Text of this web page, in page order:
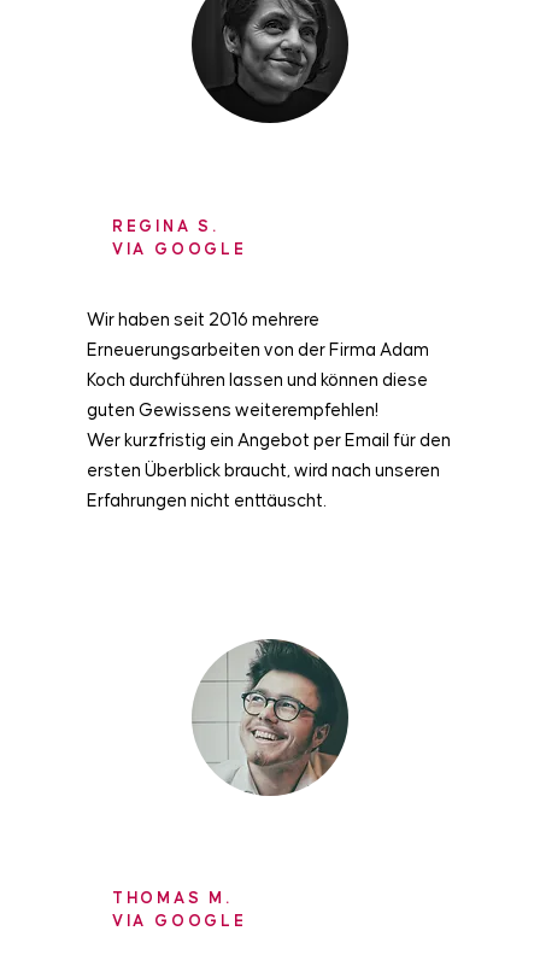
REGINA S.
VIA GOOGLE
Wir haben seit 2016 mehrere
Erneuerungsarbeiten von der Firma Adam
Koch durchführen lassen und können diese
guten Gewissens weiterempfehlen!
Wer kurzfristig ein Angebot per Email für den
ersten Überblick braucht, wird nach unseren
Erfahrungen nicht enttäuscht.
THOMAS M.
VIA GOOGLE